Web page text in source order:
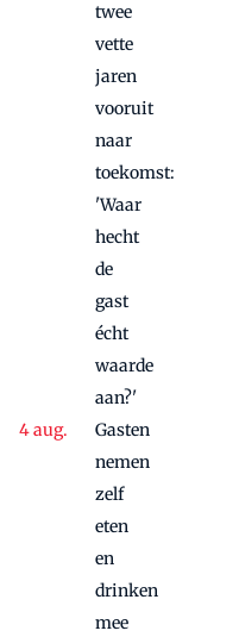
twee
vette
jaren
vooruit
naar
toekomst:
'Waar
hecht
de
gast
écht
waarde
aan?'
Gasten
nemen
zelf
eten
en
drinken
mee